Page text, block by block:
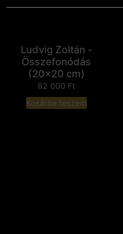
Ludvig Zoltán -
Összefonódás
(20x20 cm)
82 000 Ft
Kosárba teszem